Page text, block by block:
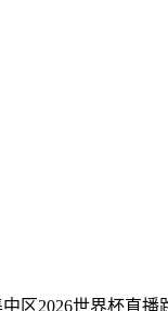
区2026世界杯直播